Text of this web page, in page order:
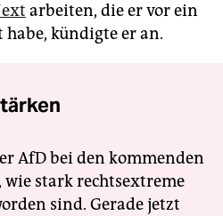
arbeiten, die er vor ein
kündigte er an.
AfD bei den kommenden
stark rechtsextreme
sind. Gerade jetzt